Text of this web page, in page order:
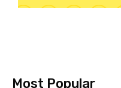
Most Popular